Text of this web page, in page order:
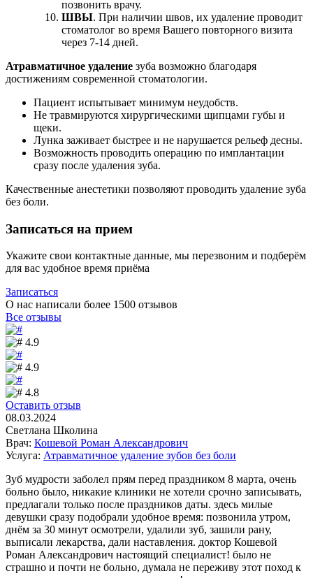
позвонить врачу.
ШВЫ. При наличии швов, их удаление проводит
стоматолог во время Вашего повторного визита
через 7-14 дней.
Атравматичное удаление зуба возможно благодаря
достижениям современной стоматологии.
Пациент испытывает минимум неудобств.
Не травмируются хирургическими щипцами губы и
щеки.
Лунка заживает быстрее и не нарушается рельеф десны.
Возможность проводить операцию по имплантации
сразу после удаления зуба.
Качественные анестетики позволяют проводить удаление зуба
без боли.
Записаться на прием
Укажите свои контактные данные, мы перезвоним и подберём
для вас удобное время приёма
Записаться
О нас написали более 1500 отзывов
Все отзывы
4.9
4.9
4.8
Оставить отзыв
08.03.2024
Светлана Школина
Врач: Кошевой Роман Александрович
Услуга: Атравматичное удаление зубов без боли
Зуб мудрости заболел прям перед праздником 8 марта, очень
больно было, никакие клиники не хотели срочно записывать,
предлагали только после праздников даты. здесь милые
девушки сразу подобрали удобное время: позвонила утром,
днём за 30 минут осмотрели, удалили зуб, зашили рану,
выписали лекарства, дали наставления. доктор Кошевой
Роман Александрович настоящий специалист! было не
страшно и почти не больно, думала не переживу этот поход к